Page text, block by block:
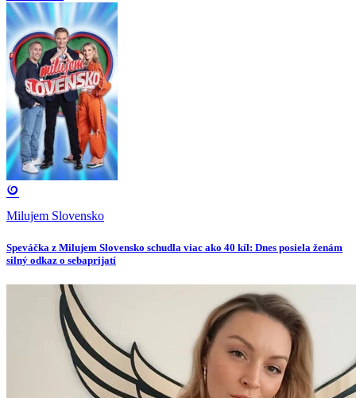
Milujem Slovensko
Speváčka z Milujem Slovensko schudla viac ako 40 kíl: Dnes posiela ženám
silný odkaz o sebaprijatí